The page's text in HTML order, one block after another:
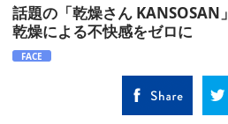
話題の「乾燥さん KANSOSAN」
乾燥による不快感をゼロに
FACE